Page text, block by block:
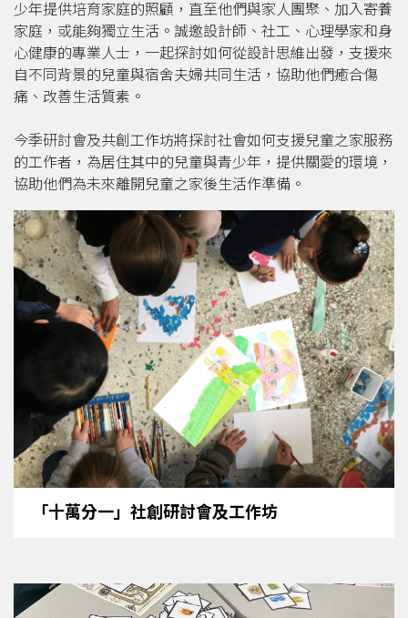
少年提供培育家庭的照顧，直至他們與家人團聚、加入寄養
家庭，或能夠獨立生活。誠邀設計師、社工、心理學家和身
心健康的專業人士，一起探討如何從設計思維出發，支援來
自不同背景的兒童與宿舍夫婦共同生活，協助他們癒合傷
痛、改善生活質素。
今季研討會及共創工作坊將探討社會如何支援兒童之家服務
的工作者，為居住其中的兒童與青少年，提供關愛的環境，
協助他們為未來離開兒童之家後生活作準備。
「十萬分一」社創研討會及工作坊